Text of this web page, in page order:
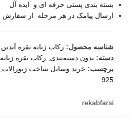
بسته بندی پستی حرفه ای و ایده آل
ارسال پیامک در هر مرحله از سفارش
شناسه محصول: رکاب زنانه نقره آیدین
دسته: بدون دسته‌بندی
رکاب نقره زنانه
برچسب: خرید وسایل ساخت زیورالات
925
rekabfarsi